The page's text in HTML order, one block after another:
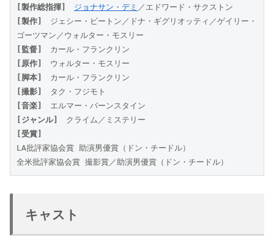
[製作総指揮] ジョナサン・デミ ／エドワード・サクストン
[製作]
ジェシー・ビートン／ドナ・ギグリオッティ／ゲイリー・
ゴーツマン／ウォルター・モスリー
[監督]
カール・フランクリン
[原作]
ウォルター・モスリー
[脚本]
カール・フランクリン
[撮影]
タク・フジモト
[音楽]
エルマー・バーンスタイン
[ジャンル]
クライム／ミステリー
[受賞]
LA批評家協会賞 助演男優賞（ドン・チードル）
全米批評家協会賞 撮影賞／助演男優賞（ドン・チードル）
キャスト